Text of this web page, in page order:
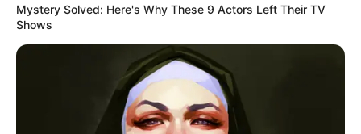
Χτύπημα Κούρδων Πολεμιστών: Χερσαία
επίθεση χτύπησε το καθεστώς του Ιράν
από μέσα
Χτύπημα Κούρδων Πολεμιστών: Χερσαία επίθεση χτύπησε
το καθεστώς του Ιράν από μέσα.. Χιλιάδες Κούρδοι μαχητές
με σκληρότητα στη μάχη, με έδρα το βόρειο Ιράκ και...
Mystery Solved: Here's Why These 9 Actors Left Their TV
Shows